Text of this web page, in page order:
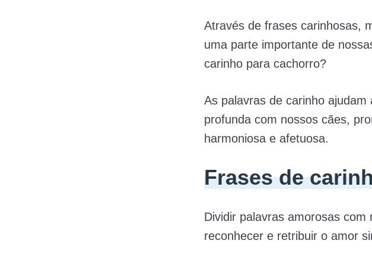
Através de frases carinhosas,
uma parte importante de
carinho para cachorro?
As palavras de carinho
profunda com nossos cães,
harmoniosa e afetuosa.
Frases de
Dividir palavras amorosas
reconhecer e retribuir o amor